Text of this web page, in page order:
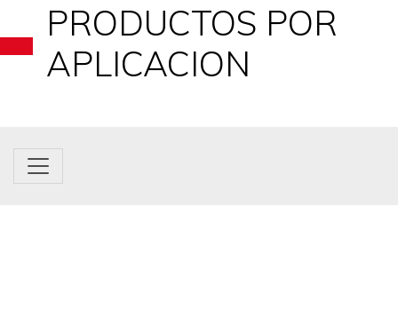
PRODUCTOS POR
APLICACION